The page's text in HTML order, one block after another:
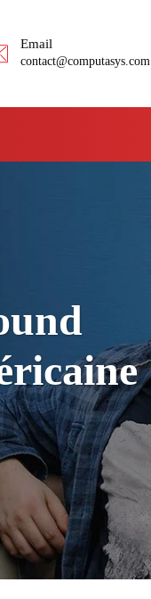
Email
contact@computasys.com